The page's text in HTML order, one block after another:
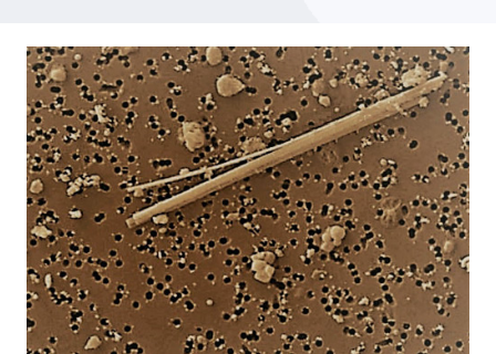
Agenti cancerogeni nei luoghi di lavoro,